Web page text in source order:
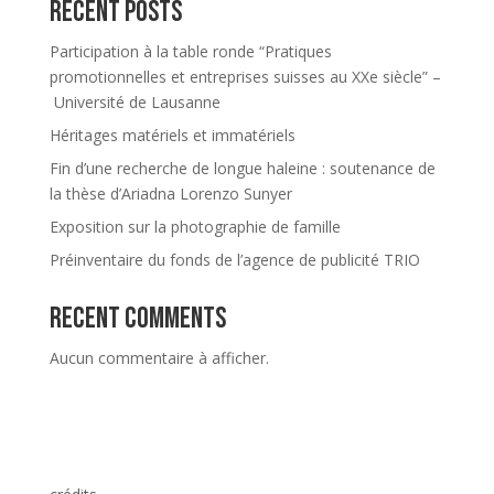
Recent Posts
Participation à la table ronde “Pratiques
promotionnelles et entreprises suisses au XXe siècle” –
Université de Lausanne
Héritages matériels et immatériels
Fin d’une recherche de longue haleine : soutenance de
la thèse d’Ariadna Lorenzo Sunyer
Exposition sur la photographie de famille
Préinventaire du fonds de l’agence de publicité TRIO
Recent Comments
Aucun commentaire à afficher.